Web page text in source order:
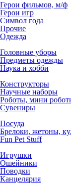
Герои фильмов, м/ф
Герои игр
Символ года
Прочие
Одежда
Головные уборы
Предметы одежды
Наука и хобби
Конструкторы
Научные наборы
Роботы, мини
Сувениры
Посуда
Брелоки, жетоны,
Fun Pet Stuff
Игрушки
Ошейники
Поводки
Канцелярия